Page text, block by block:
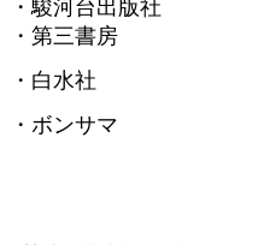
・駿河台出版社
・第三書房
・白水社
・ボンサマ